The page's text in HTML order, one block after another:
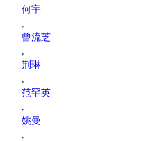
何宇
,
曾流芝
,
荆琳
,
范罕英
,
姚曼
,